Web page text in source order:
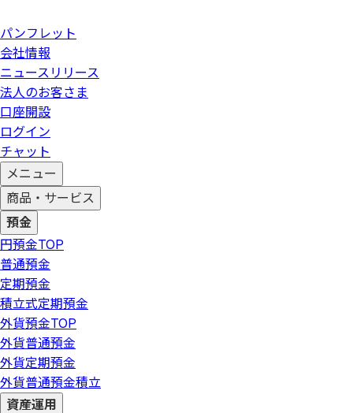
パンフレット
会社情報
ニュースリリース
法人のお客さま
口座開設
ログイン
チャット
メニュー
商品・サービス
預金
円預金TOP
普通預金
定期預金
積立式定期預金
外貨預金TOP
外貨普通預金
外貨定期預金
外貨普通預金積立
資産運用